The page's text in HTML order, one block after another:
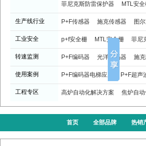
菲尼克斯防雷保护器
MTL安
生产线行业 P+F传感器 施克传感器 图
工业安全 p+f安全栅 MTL安全栅 菲尼
转速监测 P+F编码器 光洋编码器 施
使用案例 P+F编码器电梯应用 P+F超声
工程专区 高炉自动化解决方案 焦炉自
首页 全部品牌 热销